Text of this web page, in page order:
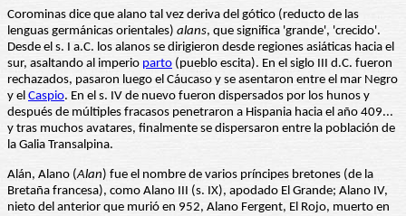
Corominas dice que alano tal vez deriva del gótico (reducto de las
lenguas germánicas orientales) alans, que significa 'grande', 'crecido'.
Desde el s. I a.C. los alanos se dirigieron desde regiones asiáticas hacia el
sur, asaltando al imperio parto (pueblo escita). En el siglo III d.C. fueron
rechazados, pasaron luego el Cáucaso y se asentaron entre el mar Negro
y el Caspio. En el s. IV de nuevo fueron dispersados por los hunos y
después de múltiples fracasos penetraron a Hispania hacia el año 409...
y tras muchos avatares, finalmente se dispersaron entre la población de
la Galia Transalpina.
Alán, Alano (Alan) fue el nombre de varios príncipes bretones (de la
Bretaña francesa), como Alano III (s. IX), apodado El Grande; Alano IV,
nieto del anterior que murió en 952, Alano Fergent, El Rojo, muerto en